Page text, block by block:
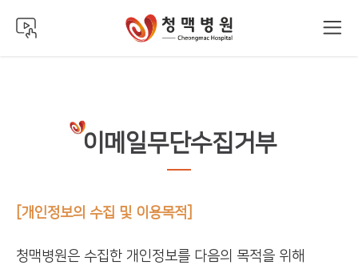
이메일무단수집거부
[개인정보의 수집 및 이용목적]
청맥병원은 수집한 개인정보를 다음의 목적을 위해